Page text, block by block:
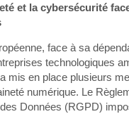
et la cybersécurité
face à sa
technologiques
mis en place plusieurs
numérique. Le
Données (RGPD)